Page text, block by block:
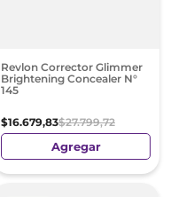
Revlon Corrector Glimmer
Brightening Concealer N°
145
$16.679,83$27.799,72
Agregar